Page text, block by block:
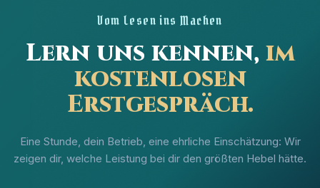
Vom Lesen ins Machen
Lern uns kennen,im
kostenlosen
Erstgespräch.
Eine Stunde, dein Betrieb, eine ehrliche Einschätzung: Wir
zeigen dir, welche Leistung bei dir den größten Hebel hätte.